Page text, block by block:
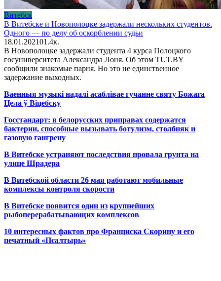
Витебск
В Витебске и Новополоцке задержали нескольких студентов.
Одного — по делу об оскорблении судьи
18.01.202101.4к.
В Новополоцке задержали студента 4 курса Полоцкого
госуниверситета Александра Лоня. Об этом TUT.BY
сообщили знакомые парня. Но это не единственное
задержание выходных.
Ваенныя музыкі надалі асаблівае гучанне святу Божага
Цела ў Віцебску
Госстандарт: в белорусских приправах содержатся
бактерии, способные вызывать ботулизм, столбняк и
газовую гангрену
В Витебске устраняют последствия провала грунта на
улице Шрадера
В Витебской области 26 мая работают мобильные
комплексы контроля скорости
В Витебске появится один из крупнейших
рыбоперерабатывающих комплексов
10 интересных фактов про Франциска Скорину и его
печатный «Псалтырь»